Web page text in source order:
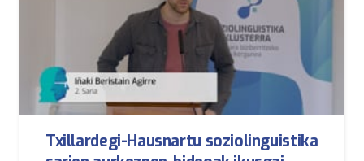
Txillardegi-Hausnartu soziolinguistika